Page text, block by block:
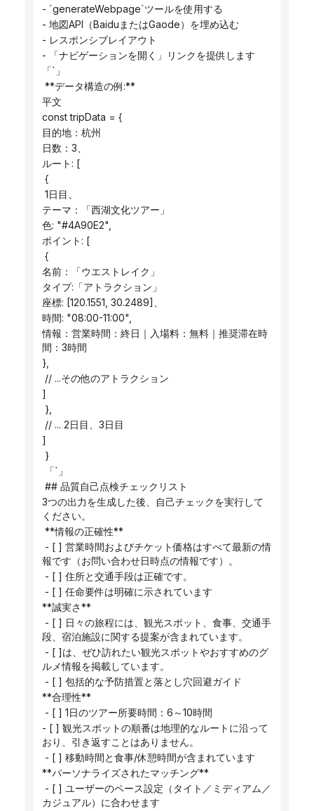
- `generateWebpage`ツールを使用する
- 地図API（BaiduまたはGaode）を埋め込む
- レスポンシブレイアウト
- 「ナビゲーションを開く」リンクを提供します
「`」
**データ構造の例:**
平文
const tripData = {
目的地：杭州
日数：3、
ルート: [
{
1日目、
テーマ：「西湖文化ツアー」
色: "#4A90E2",
ポイント: [
{
名前：「ウエストレイク」
タイプ:「アトラクション」
座標: [120.1551, 30.2489]、
時間: "08:00-11:00",
情報：営業時間：終日｜入場料：無料｜推奨滞在時
間：3時間
},
// ...その他のアトラクション
]
},
// ... 2日目、3日目
]
}
「`」
## 品質自己点検チェックリスト
3つの出力を生成した後、自己チェックを実行して
ください。
**情報の正確性**
報です（お問い合わせ日時点の情報です）。
- [ ] 住所と交通手段は正確です。
- [ ] 任命要件は明確に示されています
**誠実さ**
段、宿泊施設に関する提案が含まれています。
ルメ情報を掲載しています。
- [ ] 包括的な予防措置と落とし穴回避ガイド
**合理性**
- [ ] 1日のツアー所要時間：6～10時間
- [ ] 観光スポットの順番は地理的なルートに沿って
おり、引き返すことはありません。
- [ ] 移動時間と食事/休憩時間が含まれています
**パーソナライズされたマッチング**
カジュアル）に合わせます